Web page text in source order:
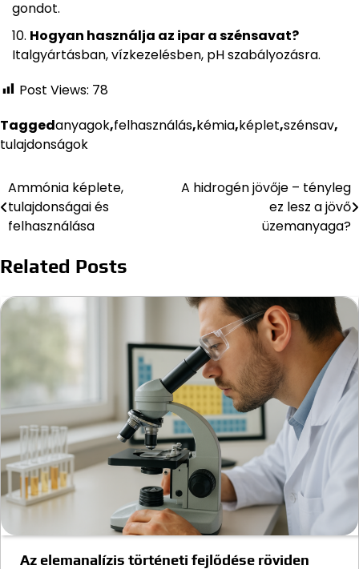
gondot.
Hogyan használja az ipar a szénsavat?
Italgyártásban, vízkezelésben, pH szabályozásra.
Post Views: 78
Taggedanyagok,felhasználás,kémia,képlet,szénsav,
tulajdonságok
Bejegyzés
navigáció
Ammónia képlete,
tulajdonságai és
felhasználása
A hidrogén jövője – tényleg
ez lesz a jövő
üzemanyaga?
Related Posts
Az elemanalízis történeti fejlődése röviden